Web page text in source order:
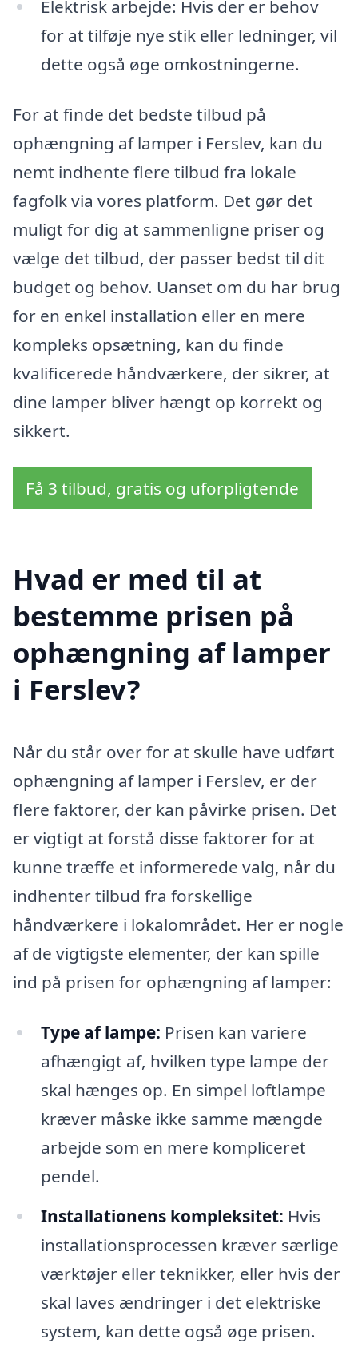
Elektrisk arbejde: Hvis der er behov
for at tilføje nye stik eller ledninger, vil
dette også øge omkostningerne.
For at finde det bedste tilbud på
ophængning af lamper i Ferslev, kan du
nemt indhente flere tilbud fra lokale
fagfolk via vores platform. Det gør det
muligt for dig at sammenligne priser og
vælge det tilbud, der passer bedst til dit
budget og behov. Uanset om du har brug
for en enkel installation eller en mere
kompleks opsætning, kan du finde
kvalificerede håndværkere, der sikrer, at
dine lamper bliver hængt op korrekt og
sikkert.
Få 3 tilbud, gratis og uforpligtende
Hvad er med til at
bestemme prisen på
ophængning af lamper
i Ferslev?
Når du står over for at skulle have udført
ophængning af lamper i Ferslev, er der
flere faktorer, der kan påvirke prisen. Det
er vigtigt at forstå disse faktorer for at
kunne træffe et informerede valg, når du
indhenter tilbud fra forskellige
håndværkere i lokalområdet. Her er nogle
af de vigtigste elementer, der kan spille
ind på prisen for ophængning af lamper:
Type af lampe: Prisen kan variere
afhængigt af, hvilken type lampe der
skal hænges op. En simpel loftlampe
kræver måske ikke samme mængde
arbejde som en mere kompliceret
pendel.
Installationens kompleksitet: Hvis
installationsprocessen kræver særlige
værktøjer eller teknikker, eller hvis der
skal laves ændringer i det elektriske
system, kan dette også øge prisen.